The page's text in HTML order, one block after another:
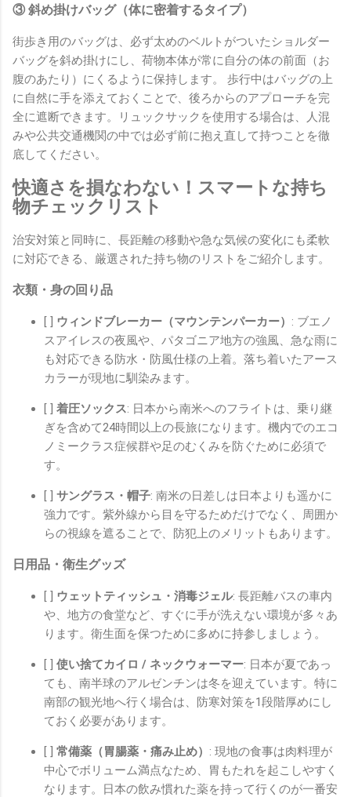
③ 斜め掛けバッグ（体に密着するタイプ）
街歩き用のバッグは、必ず太めのベルトがついたショルダー
バッグを斜め掛けにし、荷物本体が常に自分の体の前面（お
腹のあたり）にくるように保持します。 歩行中はバッグの上
に自然に手を添えておくことで、後ろからのアプローチを完
全に遮断できます。リュックサックを使用する場合は、人混
みや公共交通機関の中では必ず前に抱え直して持つことを徹
底してください。
快適さを損なわない！スマートな持ち
物チェックリスト
治安対策と同時に、長距離の移動や急な気候の変化にも柔軟
に対応できる、厳選された持ち物のリストをご紹介します。
衣類・身の回り品
[ ] ウィンドブレーカー（マウンテンパーカー） : ブエノ
スアイレスの夜風や、パタゴニア地方の強風、急な雨に
も対応できる防水・防風仕様の上着。落ち着いたアース
カラーが現地に馴染みます。
[ ] 着圧ソックス: 日本から南米へのフライトは、乗り継
ぎを含めて24時間以上の長旅になります。機内でのエコ
ノミークラス症候群や足のむくみを防ぐために必須で
す。
[ ] サングラス・帽子: 南米の日差しは日本よりも遥かに
強力です。紫外線から目を守るためだけでなく、周囲か
らの視線を遮ることで、防犯上のメリットもあります。
日用品・衛生グッズ
[ ] ウェットティッシュ・消毒ジェル: 長距離バスの車内
や、地方の食堂など、すぐに手が洗えない環境が多々あ
ります。衛生面を保つために多めに持参しましょう。
[ ] 使い捨てカイロ / ネックウォーマー: 日本が夏であっ
ても、南半球のアルゼンチンは冬を迎えています。特に
南部の観光地へ行く場合は、防寒対策を1段階厚めにし
ておく必要があります。
[ ] 常備薬（胃腸薬・痛み止め） : 現地の食事は肉料理が
中心でボリューム満点なため、胃もたれを起こしやすく
なります。日本の飲み慣れた薬を持って行くのが一番安